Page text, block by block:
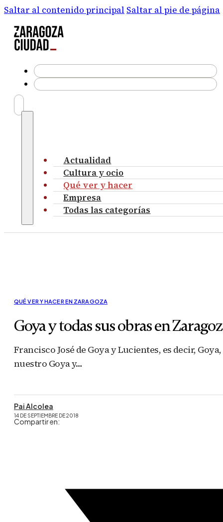
Saltar al contenido principal Saltar al pie de página
Actualidad
Cultura y ocio
Qué ver y hacer
Empresa
Todas las categorías
QUÉ VER Y HACER EN ZARAGOZA
Goya y todas sus obras en
Francisco José de Goya y Lucientes, es decir,
nuestro Goya y…
Pai Alcolea
14 DE SEPTIEMBRE DE 2018
Compartir en: